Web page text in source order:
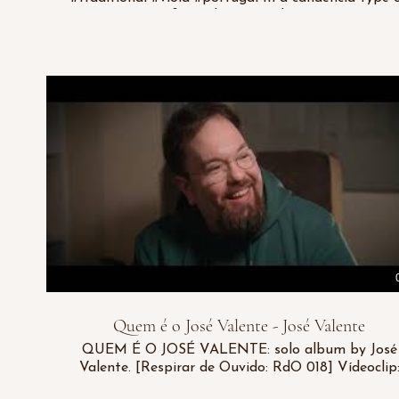
Tudo é é é tudo é é é tudo é uma cucaria. O meu pai
é farmacêutico. O meu pai é farmacêutico. Passa
vi- vi- vi- passa a vi- vi- vi- passa a vida a fazer
zango com ele, Vou à ga- ga- ga- vou à ga- ga-
vou à gaveta e tiro-lhas. Find out more: SITE :::
https://www.josevalente.com BANDCAMP :::
https://josevalente.bandcamp.com FACEBOOK :::
https://www.facebook.com/valente.musica INSTA
https://www.instagram.com/umamusicavalente/
Play Video
Quem é o José Valente - José Valente
QUEM É O JOSÉ VALENTE: solo album by José
Valente. [Respirar de Ouvido: RdO 018] Vídeoclip: